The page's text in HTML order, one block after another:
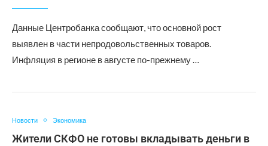
Данные Центробанка сообщают, что основной рост
выявлен в части непродовольственных товаров.
Инфляция в регионе в августе по-прежнему …
Новости Экономика
Жители СКФО не готовы вкладывать деньги в